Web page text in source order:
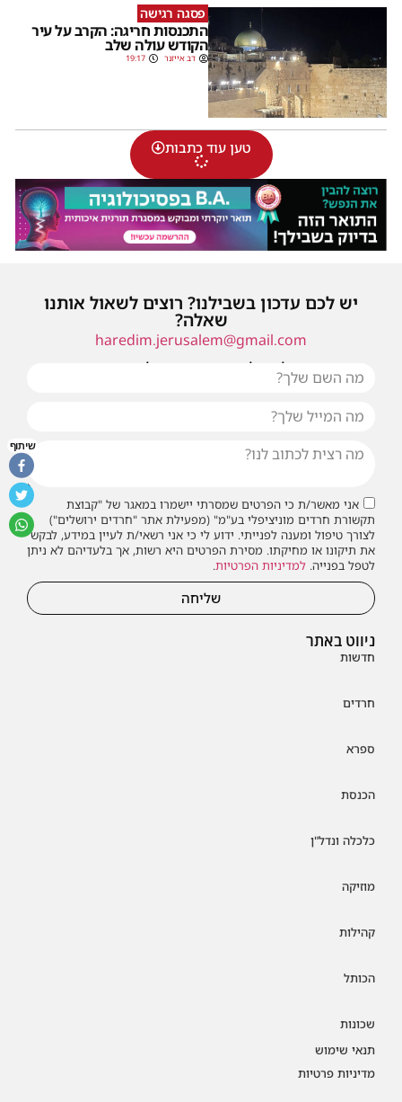
פסגה רגישה
התכנסות חריגה: הקרב על עיר
הקודש עולה שלב
דב אייזנר 19:17
טען עוד כתבות
ניווט באתר
חדשות
חרדים
ספרא
הכנסת
כלכלה ונדל"ן
מוזיקה
קהילות
הכותל
שכונות
תנאי שימוש
מדיניות פרטיות
יש לכם עדכון בשבילנו? רוצים לשאול אותנו
שאלה?
haredim.jerusalem@gmail.com
או שילחו אלינו פנייה ונחזור אליכם בהקדם
אני מאשר/ת כי הפרטים שמסרתי יישמרו במאגר של "קבוצת
תקשורת חרדים מוניציפלי בע"מ" (מפעילת אתר "חרדים ירושלים")
לצורך טיפול ומענה לפנייתי. ידוע לי כי אני רשאי/ת לעיין במידע, לבקש
את תיקונו או מחיקתו. מסירת הפרטים היא רשות, אך בלעדיהם לא ניתן
לטפל בפנייה. למדיניות הפרטיות.
שליחה
שיתוף